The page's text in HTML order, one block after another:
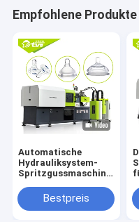
Empfohlene Produkte
Automatische
Hydrauliksystem-
Spritzgussmaschine
von Baby-
Fütterungsprodukten
Bestpreis